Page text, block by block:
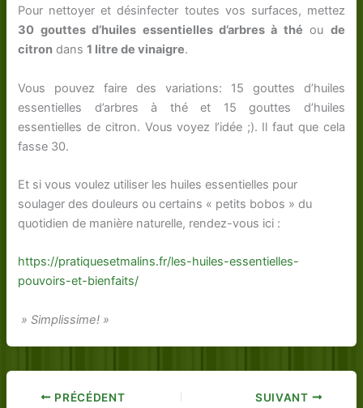
Pour nettoyer et désinfecter toutes vos surfaces, mettez
30 gouttes d’huiles essentielles d’arbres à thé ou de
citron dans1 litre de vinaigre.
Vous pouvez faire des variations: 15 gouttes d’huiles
essentielles d’arbres à thé et 15 gouttes d’huiles
essentielles de citron. Vous voyez l’idée ;). Il faut que cela
fasse 30.
Et si vous voulez utiliser les huiles essentielles pour
soulager des douleurs ou certains « petits bobos » du
quotidien de manière naturelle, rendez-vous ici :
https://pratiquesetmalins.fr/les-huiles-essentielles-
pouvoirs-et-bienfaits/
» Simplissime! »
PRÉCÉDENT SUIVANT